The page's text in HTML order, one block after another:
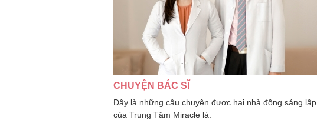
CHUYỆN BÁC SĨ
Đây là những câu chuyện được hai nhà đồng sáng lập
của Trung Tâm Miracle là: